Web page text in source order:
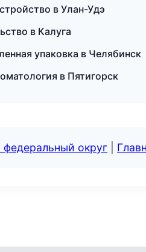
в Улан-Удэ
в Калуга
упаковка в Челябинск
в Пятигорск
округ